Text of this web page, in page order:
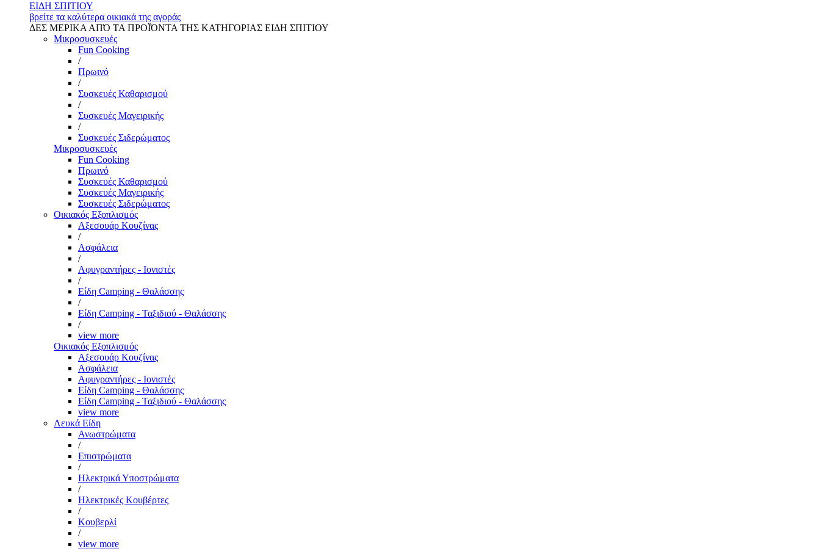
ΕΙΔΗ ΣΠΙΤΙΟΥ
βρείτε τα καλύτερα οικιακά της αγοράς
ΔΕΣ ΜΕΡΙΚΑ ΑΠΌ ΤΑ ΠΡΟΪΌΝΤΑ ΤΗΣ ΚΑΤΗΓΟΡΙΑΣ ΕΙΔΗ ΣΠΙΤΙΟΥ
Μικροσυσκευές
Fun Cooking
/
Πρωινό
/
Συσκευές Καθαρισμού
/
Συσκευές Μαγειρικής
/
Συσκευές Σιδερώματος
Μικροσυσκευές
Fun Cooking
Πρωινό
Συσκευές Καθαρισμού
Συσκευές Μαγειρικής
Συσκευές Σιδερώματος
Οικιακός Εξοπλισμός
Αξεσουάρ Κουζίνας
/
Ασφάλεια
/
Αφυγραντήρες - Ιονιστές
/
Είδη Camping - Θαλάσσης
/
Είδη Camping - Ταξιδιού - Θαλάσσης
/
view more
Οικιακός Εξοπλισμός
Αξεσουάρ Κουζίνας
Ασφάλεια
Αφυγραντήρες - Ιονιστές
Είδη Camping - Θαλάσσης
Είδη Camping - Ταξιδιού - Θαλάσσης
view more
Λευκά Είδη
Ανωστρώματα
/
Επιστρώματα
/
Ηλεκτρικά Υποστρώματα
/
Ηλεκτρικές Κουβέρτες
/
Κουβερλί
/
view more